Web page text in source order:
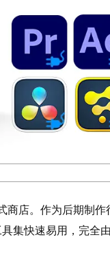
店。作为后期制
集快速易用，完全